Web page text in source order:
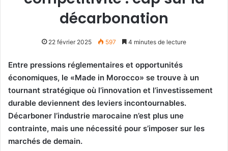
décarbonation
22 février 2025 597 4 minutes de lecture
Entre pressions réglementaires et opportunités
économiques, le «Made in Morocco» se trouve à un
tournant stratégique où l’innovation et l’investissement
durable deviennent des leviers incontournables.
Décarboner l’industrie marocaine n’est plus une
contrainte, mais une nécessité pour s’imposer sur les
marchés de demain.